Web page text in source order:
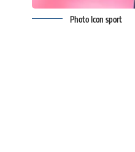
Photo Icon sport